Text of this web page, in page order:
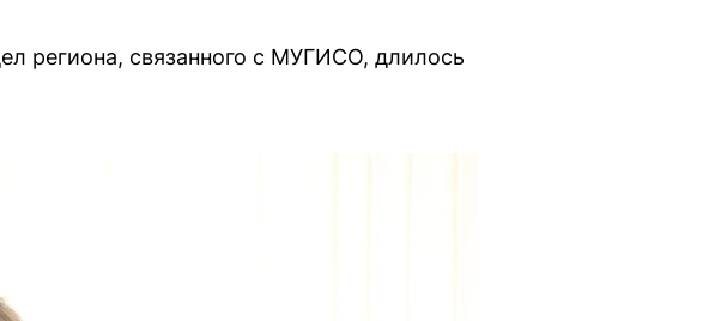
региона, связанного с МУГИСО, длилось